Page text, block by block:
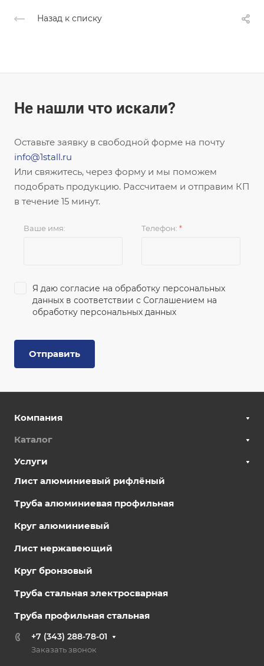
Назад к списку
Не нашли что искали?
Оставьте заявку в свободной форме на почту
info@1stall.ru
Или свяжитесь, через форму и мы поможем
подобрать продукцию. Рассчитаем и отправим КП
в течение 15 минут.
Ваше имя: Телефон: *
Я даю согласие на обработку персональных
данных в соответствии с Соглашением на
обработку персональных данных
Отправить
Компания
Каталог
Услуги
Лист алюминиевый рифлёный
Труба алюминиевая профильная
Круг алюминиевый
Лист нержавеющий
Круг бронзовый
Труба стальная электросварная
Труба профильная стальная
+7 (343) 288-78-01
Заказать звонок